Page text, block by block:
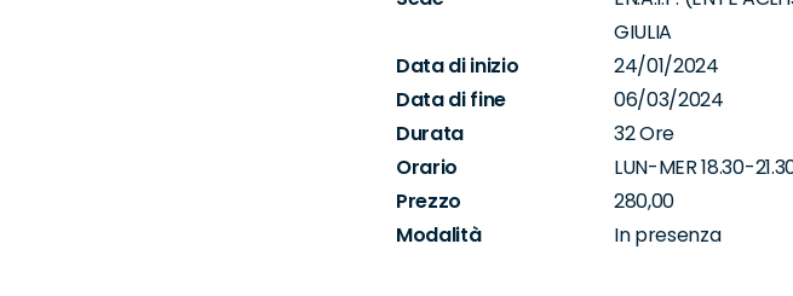
GIULIA
Data di inizio
24/01/2024
Data di fine
06/03/2024
Durata
32 Ore
Orario
LUN-MER 18.30-
Prezzo
280,00
Modalità
In presenza